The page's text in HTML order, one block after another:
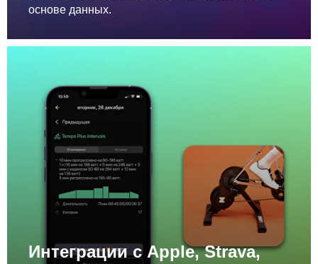
основе данных.
Интеграции с Apple, Strava,